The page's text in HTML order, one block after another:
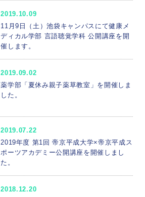
2019.10.09
11月9日（土）池袋キャンパスにて健康メ
ディカル学部 言語聴覚学科 公開講座を開
催します。
2019.09.02
薬学部「夏休み親子薬草教室」を開催しま
した。
2019.07.22
2019年度 第1回 帝京平成大学×帝京平成ス
ポーツアカデミー公開講座を開催しまし
た。
2018.12.20